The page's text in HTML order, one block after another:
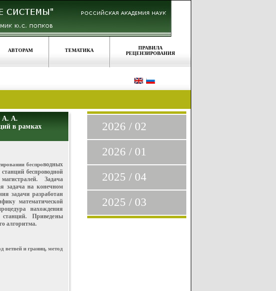
АВТОРАМ ТЕМАТИКА
ПРАВИЛА
РЕЦЕНЗИРОВАНИЯ
А. А.
в рамках
беспроводных
беспроводной
Задача
задача на конечном
задачи разработан
математической
нахождения
Приведены
алгоритма.
ветвей и границ, метод
2026 / 02
2026 / 01
2025 / 04
2025 / 03